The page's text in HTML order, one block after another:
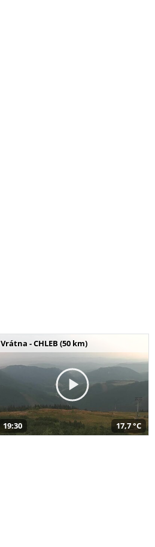
Vrátna - CHLEB (50 km)
19:30 17,7 °C